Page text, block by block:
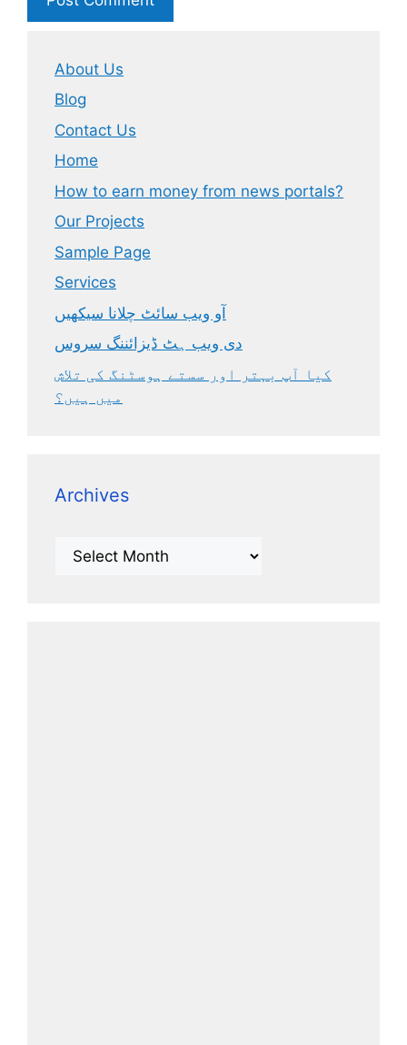
About Us
Blog
Contact Us
Home
How to earn money from news portals?
Our Projects
Sample Page
Services
آو ویب سائٹ چلانا سیکھیں
دی ویب ہٹ ڈیزائننگ سروس
کیا آپ بہتر اور سستے ہوسٹنگ کی تلاش
میں ہیں؟
Archives
Archives